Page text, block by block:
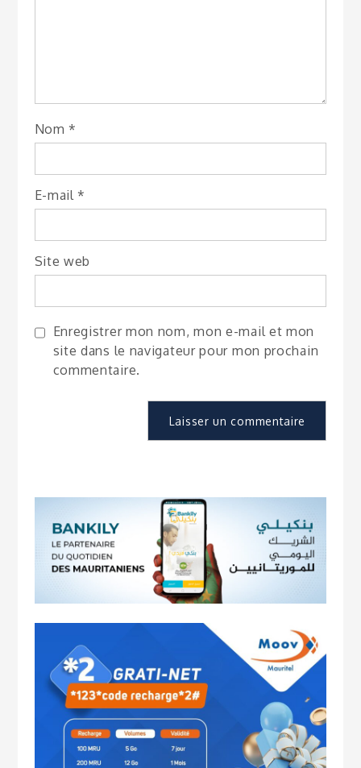
Nom *
E-mail *
Site web
Enregistrer mon nom, mon e-mail et mon
site dans le navigateur pour mon prochain
commentaire.